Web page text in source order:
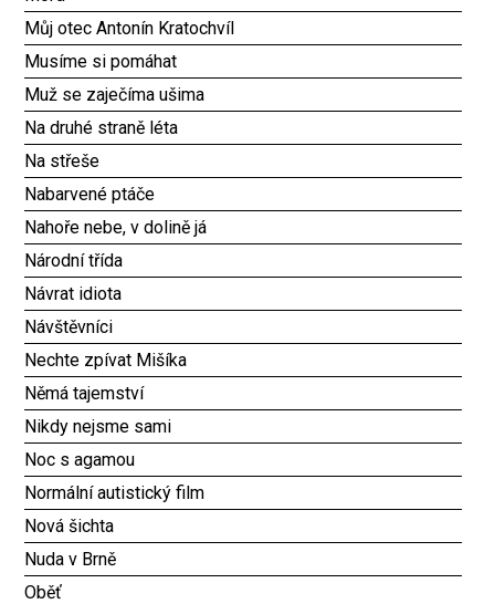
Můj otec Antonín Kratochvíl
Musíme si pomáhat
Muž se zaječíma ušima
Na druhé straně léta
Na střeše
Nabarvené ptáče
Nahoře nebe, v dolině já
Národní třída
Návrat idiota
Návštěvníci
Nechte zpívat Mišíka
Němá tajemství
Nikdy nejsme sami
Noc s agamou
Normální autistický film
Nová šichta
Nuda v Brně
Oběť